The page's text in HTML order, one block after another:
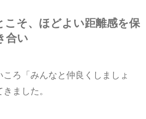
こそ、ほどよい距離感を保
合い
ろ「みんなと仲良くしましょ
ました。